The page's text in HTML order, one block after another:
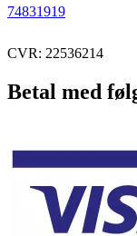
74831919
CVR: 22536214
Betal med